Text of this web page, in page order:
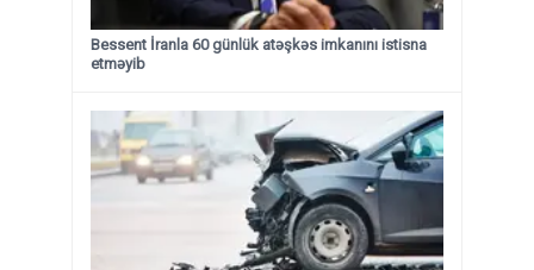
Bessent İranla 60 günlük atəşkəs imkanını istisna
etməyib